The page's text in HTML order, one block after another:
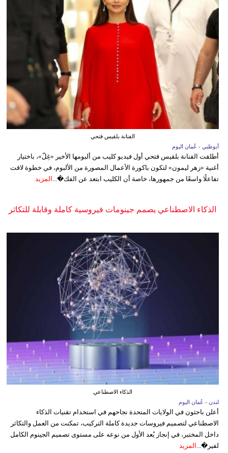
الفنانة بلقيس فتحي
أبوظبي - عُمان اليوم
أطلقت الفنانة بلقيس فتحي أول فيديو كليب من ألبومها الأخير «غِلّ»، باختيار
أغنية «زهر ليمون» لتكون باكورة الأعمال المصورة من الألبوم، في خطوة لاقت
تفاعلًا واسعًا من جمهورها، خاصة أن الكليب ابتعد عن الفك�...
المزيد
الذكاء الاصطناعي يصمم جينومات فيروسية كاملة وقابلة للتكاثر
الذكاء الاصطناعي
لندن - عُمان اليوم
أعلن باحثون في الولايات المتحدة نجاحهم في استخدام تقنيات الذكاء
الاصطناعي لتصميم فيروسات جديدة كاملة التركيب، تمكنت من العمل والتكاثر
داخل المختبر، في إنجاز يُعد الأول من نوعه على مستوى تصميم الجينوم الكامل
لفير�... المزيد